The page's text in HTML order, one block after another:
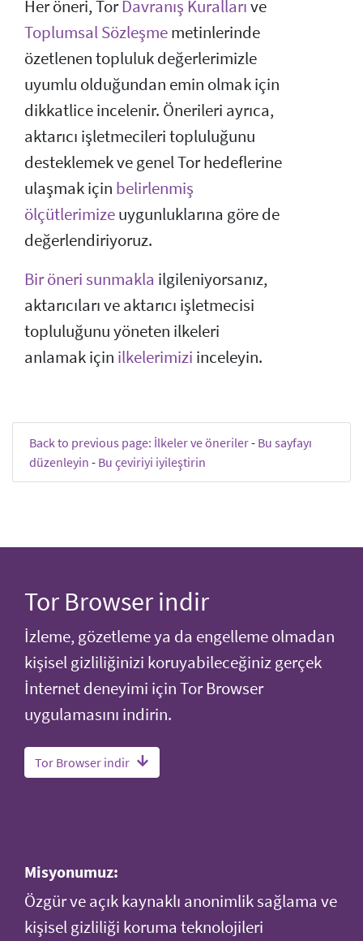
Her öneri, TorDavranış Kurallarıve
Toplumsal Sözleşmemetinlerinde
özetlenen topluluk değerlerimizle
uyumlu olduğundan emin olmak için
dikkatlice incelenir. Önerileri ayrıca,
aktarıcı işletmecileri topluluğunu
desteklemek ve genel Tor hedeflerine
ulaşmak için belirlenmiş
ölçütlerimizeuygunluklarına göre de
değerlendiriyoruz.
Bir öneri sunmakla ilgileniyorsanız,
aktarıcıları ve aktarıcı işletmecisi
topluluğunu yöneten ilkeleri
anlamak için ilkelerimizi inceleyin.
Back to previous page: İlkeler ve öneriler- Bu sayfayı
düzenleyin - Bu çeviriyi iyileştirin
Tor Browser indir
İzleme, gözetleme ya da engelleme olmadan
kişisel gizliliğinizi koruyabileceğiniz gerçek
İnternet deneyimi için Tor Browser
uygulamasını indirin.
Tor Browser indir
Misyonumuz:
Özgür ve açık kaynaklı anonimlik sağlama ve
kişisel gizliliği koruma teknolojileri